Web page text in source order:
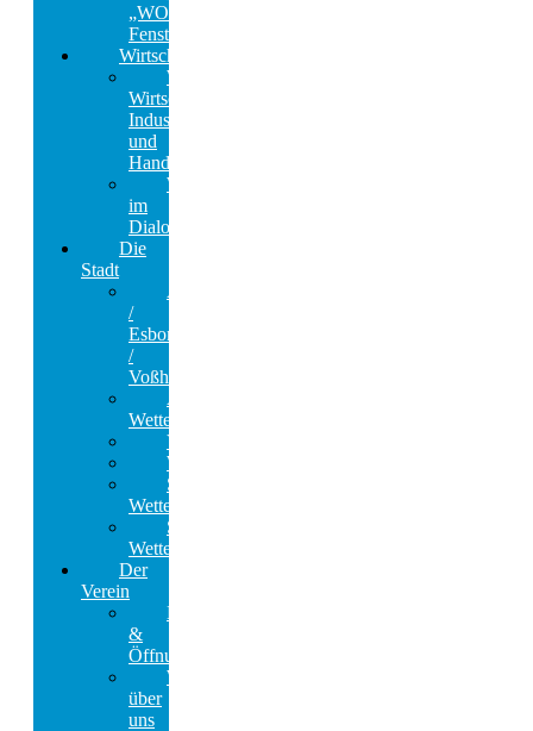
„WOW
Fenster“
Wirtschaft
Wetters
Wirtschaft,
Industrie
und
Handel
Wetter
im
Dialog
Die
Stadt
Albringhausen
/
Esborn
/
Voßhöfen
Alt-
Wetter​
Volmarstein
Wengern
Stadt
Wetter
Stadtbetrieb
Wetter
Der
Verein
Kontakt
&
Öffnungszeiten
Wir
über
uns